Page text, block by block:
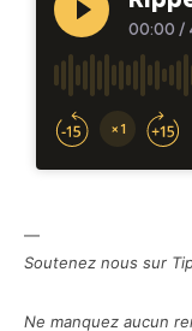
—
Soutenez nous sur
Ne manquez aucun